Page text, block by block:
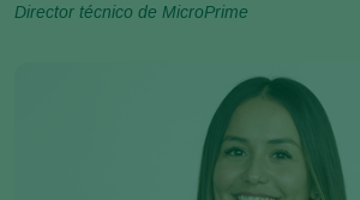
Director técnico de MicroPrime